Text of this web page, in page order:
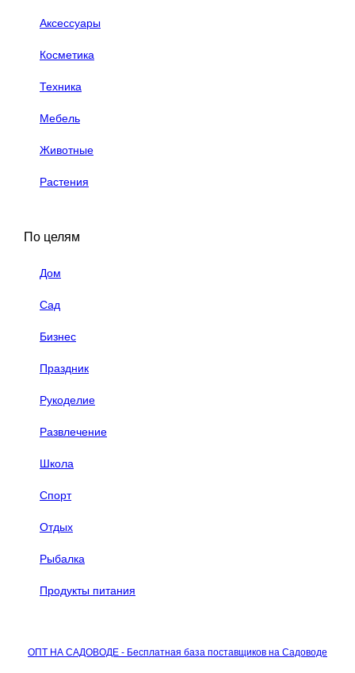
Аксессуары
Косметика
Техника
Мебель
Животные
Растения
По целям
Дом
Сад
Бизнес
Праздник
Рукоделие
Развлечение
Школа
Спорт
Отдых
Рыбалка
Продукты питания
ОПТ НА САДОВОДЕ - Бесплатная база поставщиков на Садоводе